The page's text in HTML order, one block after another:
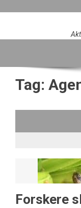
Tag:
Forskere